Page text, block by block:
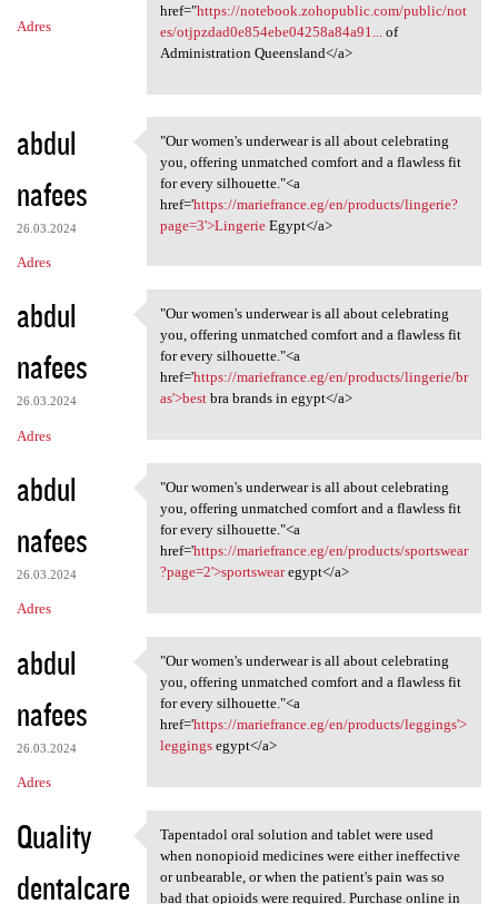
Adres
href="https://notebook.zohopublic.com/public/not
es/otjpzdad0e854ebe04258a84a91...
of
Administration Queensland</a>
abdul
nafees
26.03.2024
Adres
"Our women's underwear is all
"Our women's underwear is all about celebrating
you, offering unmatched comfort and a flawless fit
for every silhouette."<a
href='https://mariefrance.eg/en/products/lingerie?
page=3'>LingerieEgypt</a>
abdul
nafees
26.03.2024
Adres
"Our women's underwear is all
"Our women's underwear is all about celebrating
you, offering unmatched comfort and a flawless fit
for every silhouette."<a
href='https://mariefrance.eg/en/products/lingerie/br
as'>bestbra brands in egypt</a>
abdul
nafees
26.03.2024
Adres
"Our women's underwear is all
"Our women's underwear is all about celebrating
you, offering unmatched comfort and a flawless fit
for every silhouette."<a
href='https://mariefrance.eg/en/products/sportswear
?page=2'>sportswearegypt</a>
abdul
nafees
26.03.2024
Adres
"Our women's underwear is all
"Our women's underwear is all about celebrating
you, offering unmatched comfort and a flawless fit
for every silhouette."<a
href='https://mariefrance.eg/en/products/leggings'>
leggingsegypt</a>
Quality
dentalcare
Tapentadol oral solution and
Tapentadol oral solution and tablet were used
when nonopioid medicines were either ineffective
or unbearable, or when the patient's pain was so
bad that opioids were required. Purchase online in